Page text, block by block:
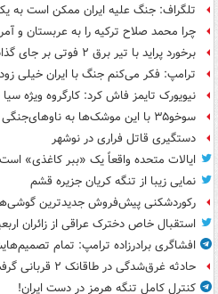
تلگراف: جنگ علیه ایران ممکن است به
چرا محمد صلاح ترکیه را به عربستان و
برخورد پراید با تیر برق ۲ فوتی بر جای گذاشت
ترامپ: فکر می‌کنم جنگ با ایران خیلی زود
نیویورک تایمز فاش کرد: کارگروه ویژه سیا
سوخو۳۵ با این موشک‌ها به ناوهای‌جنگی حمله می‌کند
دستگیری قاتل فراری در نوشهر
ایالات متحده واقعاً یک «ببر کاغذی»
نمایی زیبا از تنگه کریان جزیره قشم
رکوردشکنی پیش‌فروش جدیدترین
استقبال خاص دخترک عراقی از زائران
افشاگری برادرزاده ترامپ: تمام
حادثه غرق‌شدگی در طاقانک ۲ قربانی گرفت
کنترل کامل تنگه هرمز در دست ایران!